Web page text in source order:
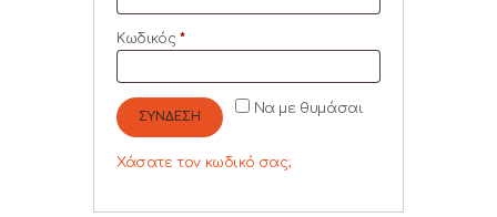
ESHOP
ΕΠΙΚΟΙΝΩΝΙΑ
0,00 €
Κωδικός *Απαιτείται
Να με θυμάσαι
ΣΎΝΔΕΣΗ
Χάσατε τον κωδικό σας;